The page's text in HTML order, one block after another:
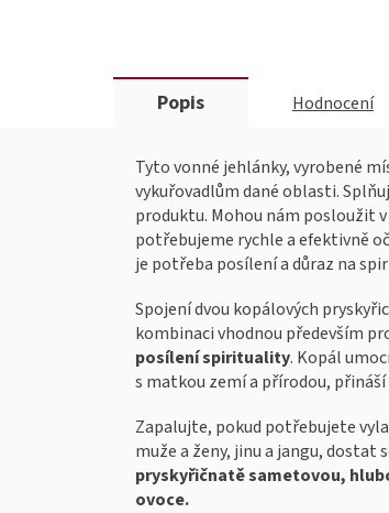
Popis Hodnocení
Tyto vonné jehlánky, vyrobené
vykuřovadlům dané oblasti.
produktu. Mohou nám posloužit
potřebujeme rychle a efektivně
je potřeba posílení a důraz na
Spojení dvou kopálových
kombinaci vhodnou především
posílení spirituality. Kopál
s matkou zemí a přírodou, přináší
Zapalujte, pokud potřebujete
muže a ženy, jinu a jangu,
pryskyřičnatě sametovou,
ovoce.